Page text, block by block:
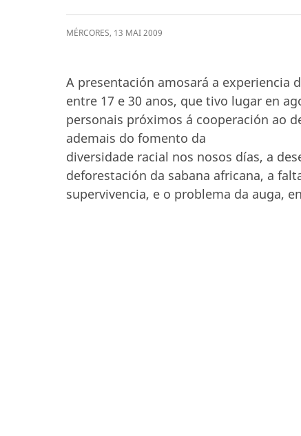
MÉRCORES, 13 MAI2009
A presentación amosará a experiencia
entre 17 e 30 anos, que tivo lugar en
personais próximos á cooperación ao
ademais do fomento da
diversidade racial nos nosos días, a
deforestación da sabana africana, a
supervivencia, e o problema da auga,